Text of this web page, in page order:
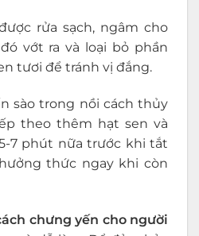
rửa sạch, ngâm cho
vớt ra và loại bỏ phần
tươi để tránh vị đắng.
sào trong nồi cách thủy
theo thêm hạt sen và
7 phút nữa trước khi tắt
thức ngay khi còn
chưng yến cho người